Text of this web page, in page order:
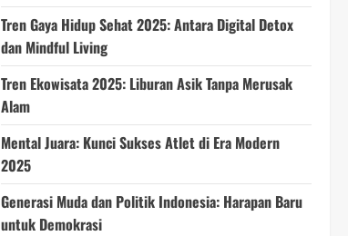
Tren Gaya Hidup Sehat 2025: Antara Digital Detox
dan Mindful Living
Tren Ekowisata 2025: Liburan Asik Tanpa Merusak
Alam
Mental Juara: Kunci Sukses Atlet di Era Modern
2025
Generasi Muda dan Politik Indonesia: Harapan Baru
untuk Demokrasi